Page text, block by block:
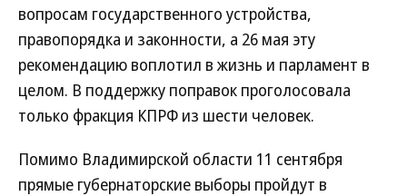
вопросам государственного устройства,
правопорядка и законности, а 26 мая эту
рекомендацию воплотил в жизнь и парламент в
целом. В поддержку поправок проголосовала
только фракция КПРФ из шести человек.
Помимо Владимирской области 11 сентября
прямые губернаторские выборы пройдут в